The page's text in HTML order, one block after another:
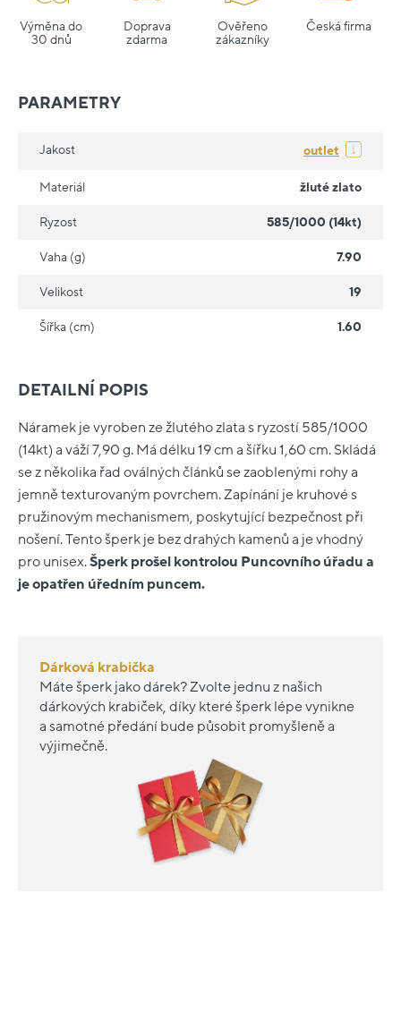
Výměna do
30 dnů
Doprava
zdarma
Ověřeno
zákazníky
Česká firma
DETAILNÍ POPIS
Náramek je vyroben ze žlutého zlata s ryzostí 585/1000
(14kt) a váží 7,90 g. Má délku 19 cm a šířku 1,60 cm. Skládá
se z několika řad oválných článků se zaoblenými rohy a
jemně texturovaným povrchem. Zapínání je kruhové s
pružinovým mechanismem, poskytující bezpečnost při
nošení. Tento šperk je bez drahých kamenů a je vhodný
pro unisex.Šperk prošel kontrolou Puncovního úřadu a
je opatřen úředním puncem.
Dárková krabička
Máte šperk jako dárek? Zvolte jednu z našich
dárkových krabiček, díky které šperk lépe vynikne
a samotné předání bude působit promyšleně a
výjimečně.
PARAMETRY
Jakost outlet
Materiál žluté zlato
Ryzost 585/1000 (14kt)
Vaha (g) 7.90
Velikost 19
Šířka (cm) 1.60